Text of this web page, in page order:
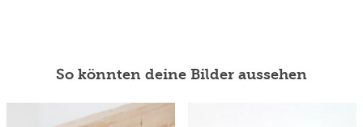
So könnten deine Bilder aussehen